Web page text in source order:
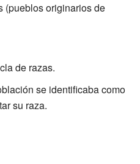
(pueblos originarios de
de razas.
se identificaba como
su raza.